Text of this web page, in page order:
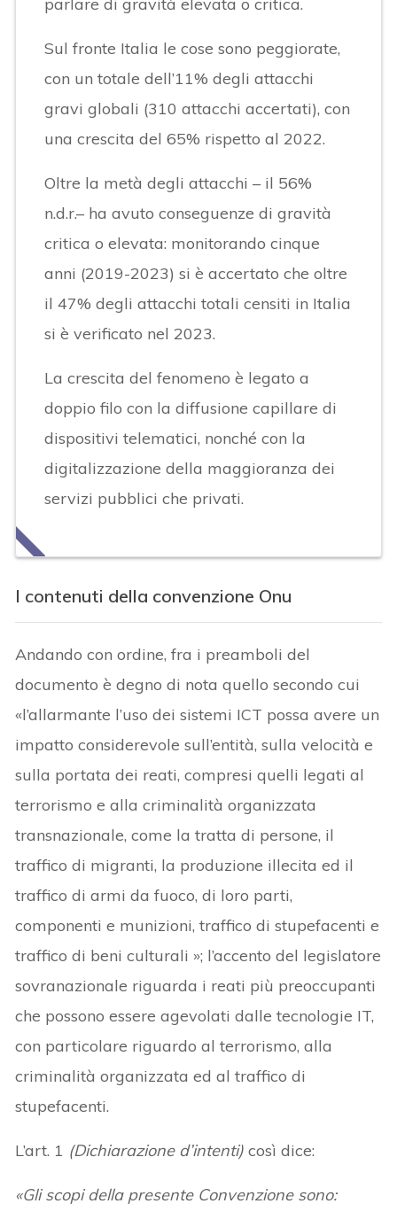
Sul fronte Italia le cose sono peggiorate,
con un totale dell’11% degli attacchi
gravi globali (310 attacchi accertati), con
una crescita del 65% rispetto al 2022.
Oltre la metà degli attacchi – il 56%
n.d.r.– ha avuto conseguenze di gravità
critica o elevata: monitorando cinque
anni (2019-2023) si è accertato che oltre
il 47% degli attacchi totali censiti in Italia
si è verificato nel 2023.
La crescita del fenomeno è legato a
doppio filo con la diffusione capillare di
dispositivi telematici, nonché con la
digitalizzazione della maggioranza dei
servizi pubblici che privati.
I contenuti della convenzione Onu
Andando con ordine, fra i preamboli del
documento è degno di nota quello secondo cui
«l’allarmante l’uso dei sistemi ICT possa avere un
impatto considerevole sull’entità, sulla velocità e
sulla portata dei reati, compresi quelli legati al
terrorismo e alla criminalità organizzata
transnazionale, come la tratta di persone, il
traffico di migranti, la produzione illecita ed il
traffico di armi da fuoco, di loro parti,
componenti e munizioni, traffico di stupefacenti e
traffico di beni culturali »; l’accento del legislatore
sovranazionale riguarda i reati più preoccupanti
che possono essere agevolati dalle tecnologie IT,
con particolare riguardo al terrorismo, alla
criminalità organizzata ed al traffico di
stupefacenti.
L’art. 1 (Dichiarazione d’intenti) così dice:
«Gli scopi della presente Convenzione sono: